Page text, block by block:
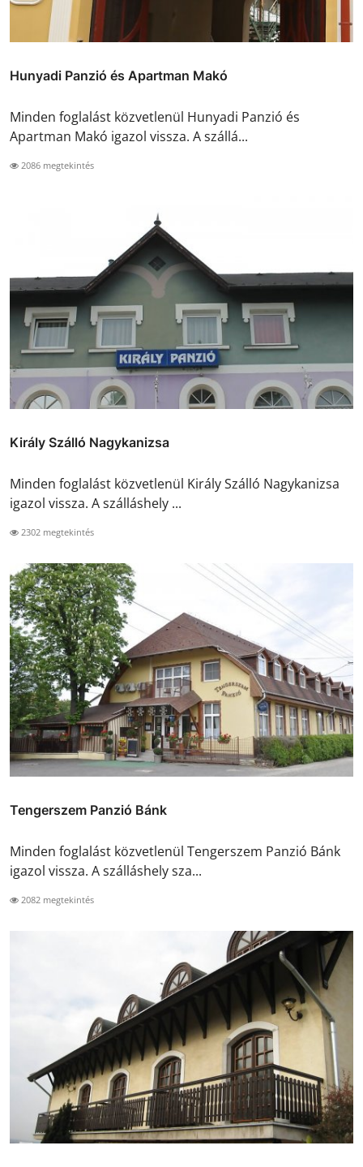
Hunyadi Panzió és Apartman Makó
Minden foglalást közvetlenül Hunyadi Panzió és
Apartman Makó igazol vissza. A szállá...
2086 megtekintés
Király Szálló Nagykanizsa
Minden foglalást közvetlenül Király Szálló Nagykanizsa
igazol vissza. A szálláshely ...
2302 megtekintés
Tengerszem Panzió Bánk
Minden foglalást közvetlenül Tengerszem Panzió Bánk
igazol vissza. A szálláshely sza...
2082 megtekintés